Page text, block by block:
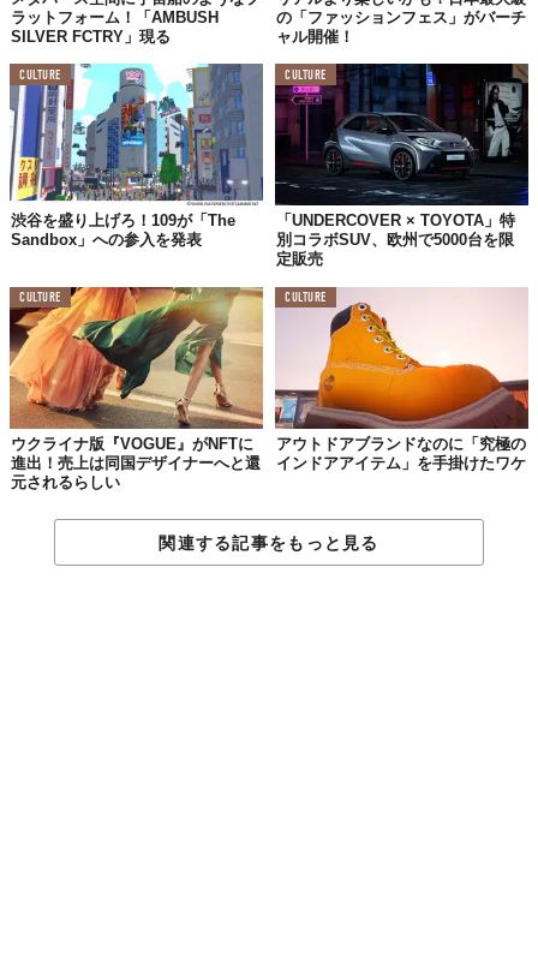
ラットフォーム！「AMBUSH
SILVER FCTRY」現る
の「ファッションフェス」がバーチ
ャル開催！
CULTURE
渋谷を盛り上げろ！109が「The
Sandbox」への参入を発表
CULTURE
「UNDERCOVER × TOYOTA」特
別コラボSUV、欧州で5000台を限
定販売
CULTURE
ウクライナ版『VOGUE』がNFTに
進出！売上は同国デザイナーへと還
元されるらしい
CULTURE
アウトドアブランドなのに「究極の
インドアアイテム」を手掛けたワケ
関連する記事をもっと見る